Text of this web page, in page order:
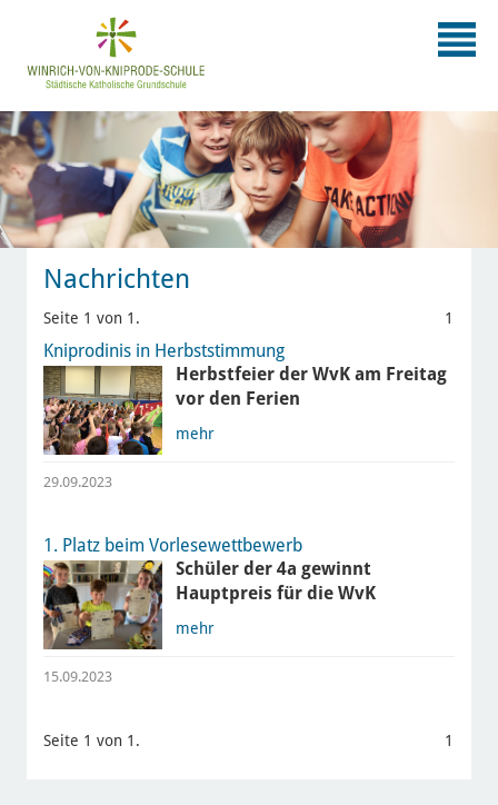
Nachrichten
Seite 1 von 1. 1
Kniprodinis in Herbststimmung
Herbstfeier der WvK am Freitag
vor den Ferien
mehr
29.09.2023
1. Platz beim Vorlesewettbewerb
Schüler der 4a gewinnt
Hauptpreis für die WvK
mehr
15.09.2023
Seite 1 von 1. 1